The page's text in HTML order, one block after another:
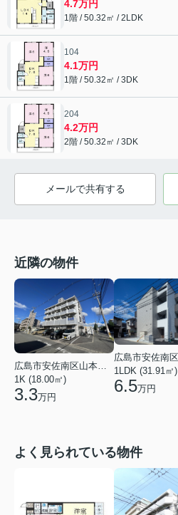
4.7万円
1階 / 50.32㎡ / 2LDK
104
4.1万円
1階 / 50.32㎡ / 3DK
204
4.2万円
2階 / 50.32㎡ / 3DK
メールで共有する
近隣の物件
1K (18.00㎡)
3.3万円
1LDK (31.91㎡)
6.5万円
よく見られている物件